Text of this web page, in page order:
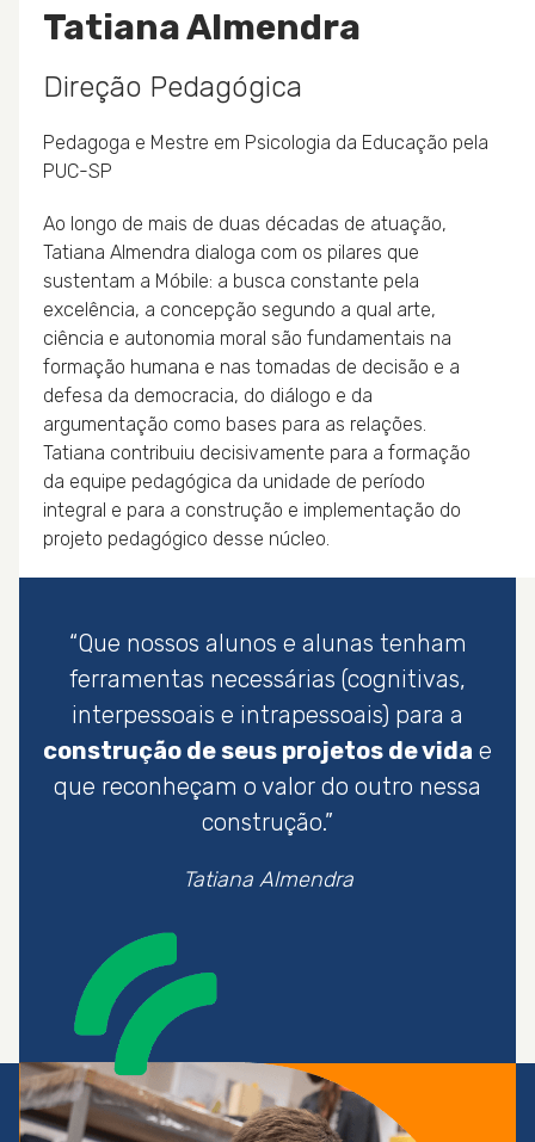
Tatiana Almendra
Direção Pedagógica
Pedagoga e Mestre em Psicologia da Educação pela
PUC-SP
Ao longo de mais de duas décadas de atuação,
Tatiana Almendra dialoga com os pilares que
sustentam a Móbile: a busca constante pela
excelência, a concepção segundo a qual arte,
ciência e autonomia moral são fundamentais na
formação humana e nas tomadas de decisão e a
defesa da democracia, do diálogo e da
argumentação como bases para as relações.
Tatiana contribuiu decisivamente para a formação
da equipe pedagógica da unidade de período
integral e para a construção e implementação do
projeto pedagógico desse núcleo.
“Que nossos alunos e alunas tenham
ferramentas necessárias (cognitivas,
interpessoais e intrapessoais) para a
construção de seus projetos de vida e
que reconheçam o valor do outro nessa
construção.”
Tatiana Almendra